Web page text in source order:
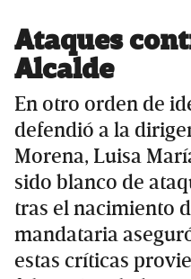
Ataques
Alcalde
En otro orden de
defendió a la
Morena, Luisa
sido blanco de
tras el nacimiento
mandataria
estas críticas